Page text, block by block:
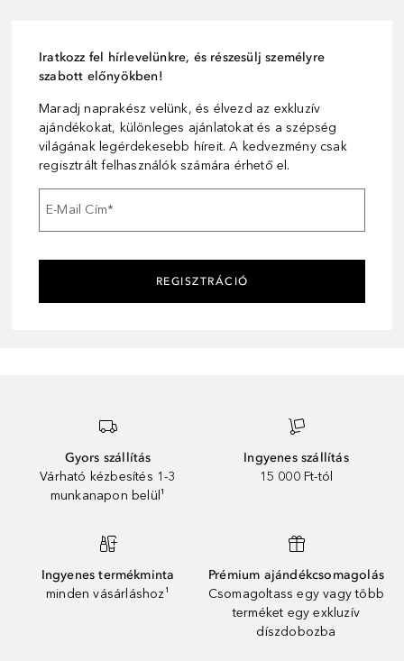
Iratkozz fel hírlevelünkre, és részesülj személyre
szabott előnyökben!
Maradj naprakész velünk, és élvezd az exkluzív
ajándékokat, különleges ajánlatokat és a szépség
világának legérdekesebb híreit. A kedvezmény csak
regisztrált felhasználók számára érhető el.
E-Mail Cím*
REGISZTRÁCIÓ
Gyors szállítás
Várható kézbesítés 1-3
munkanapon belül¹
Ingyenes szállítás
15 000 Ft-tól
Ingyenes termékminta
minden vásárláshoz¹
Prémium ajándékcsomagolás
Csomagoltass egy vagy több
terméket egy exkluzív
díszdobozba